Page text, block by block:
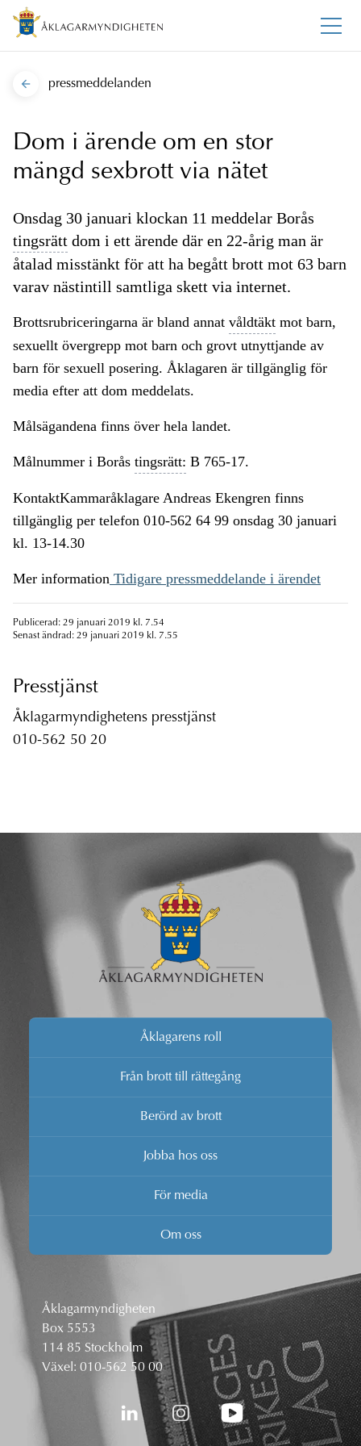
pressmeddelanden
Dom i ärende om en stor
mängd sexbrott via nätet
Onsdag 30 januari klockan 11 meddelar Borås
tingsrätt dom i ett ärende där en 22-årig man är
åtalad misstänkt för att ha begått brott mot 63 barn
varav nästintill samtliga skett via internet.
Brottsrubriceringarna är bland annat våldtäkt mot barn,
sexuellt övergrepp mot barn och grovt utnyttjande av
barn för sexuell posering. Åklagaren är tillgänglig för
media efter att dom meddelats.
Målsägandena finns över hela landet.
Målnummer i Borås tingsrätt: B 765-17.
KontaktKammaråklagare Andreas Ekengren finns
tillgänglig per telefon 010-562 64 99 onsdag 30 januari
kl. 13-14.30
Mer information Tidigare pressmeddelande i ärendet
Publicerad: 29 januari 2019 kl. 7.54
Senast ändrad: 29 januari 2019 kl. 7.55
Presstjänst
Åklagarmyndighetens presstjänst
010-562 50 20
Åklagarens roll
Från brott till rättegång
Berörd av brott
Jobba hos oss
För media
Om oss
Åklagarmyndigheten
Box 5553
114 85 Stockholm
Växel: 010-562 50 00